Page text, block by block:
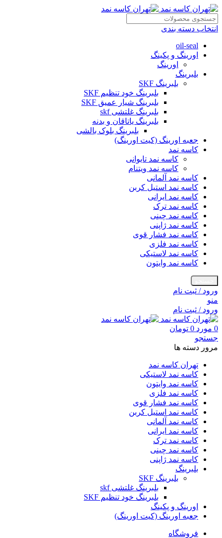
انتخاب دسته بندی
oil-seal
اورینگ و پکینگ
اورینگ
بلبرینگ
بلبرینگ SKF
بلبرینگ خود تنظیم SKF
بلبرینگ شیار عمیق SKF
بلبرینگ غلتشی skf
بلبرینگ یاتاقان و بدنه
بلبرینگ بلوک بالشی
جعبه اورینگ (کیت اورینگ)
کاسه نمد
کاسه نمد تایوانی
کاسه نمد ویتنام
کاسه نمد آلمانی
کاسه نمد استیل کربن
کاسه نمد ایرانی
کاسه نمد ترک
کاسه نمد چینی
کاسه نمد ژاپنی
کاسه نمد فشار قوی
کاسه نمد فلزی
کاسه نمد لاستیکی
کاسه نمد وایتون
ورود / ثبت نام
منو
ورود / ثبت نام
0 مورد 0 تومان
جستجو
مرور دسته ها
تهران کاسه نمد
کاسه نمد لاستیکی
کاسه نمد وایتون
کاسه نمد فلزی
کاسه نمد فشار قوی
کاسه نمد استیل کربن
کاسه نمد آلمانی
کاسه نمد ایرانی
کاسه نمد ترک
کاسه نمد چینی
کاسه نمد ژاپنی
بلبرینگ
بلبرینگ SKF
بلبرینگ غلتشی skf
بلبرینگ خود تنظیم SKF
اورینگ و پکینگ
جعبه اورینگ (کیت اورینگ)
فروشگاه